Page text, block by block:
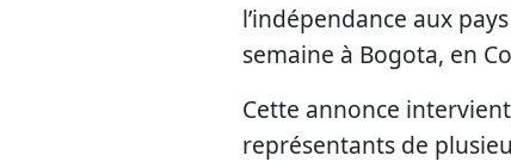
l’indépendance aux
semaine à Bogota, en
Cette annonce
représentants de